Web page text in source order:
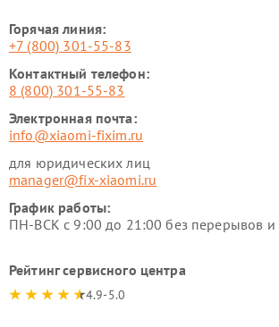
Горячая линия:
+7 (800) 301-55-83
Контактный телефон:
8 (800) 301-55-83
Электронная почта:
info@xiaomi-fixim.ru
для юридических лиц
manager@fix-xiaomi.ru
График работы:
ПН-ВСК с 9:00 до 21:00 без перерывов
Рейтинг сервисного центра
4.9-5.0